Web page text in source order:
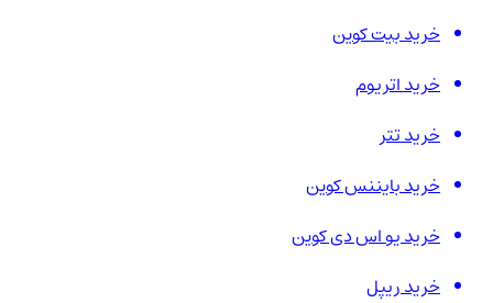
خرید بیت کوین
خرید اتریوم
خرید تتر
خرید بایننس کوین
خرید یو اس دی کوین
خرید ریپل